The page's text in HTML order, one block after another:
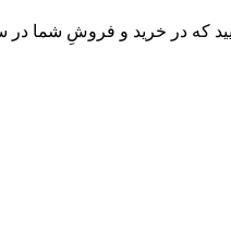
در خرید و فروشِ شما در